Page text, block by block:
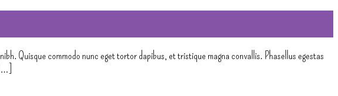
Quisque commodo nunc eget tortor dapibus, et tristique magna convallis. Phasellus egestas